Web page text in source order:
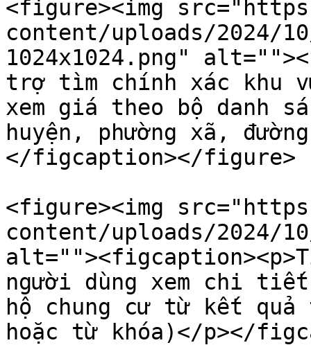
<figure><img
content/uploads/2024/
1024x1024.png"
trợ tìm chính xác khu
xem giá theo bộ danh
huyện, phường xã,
</figcaption></figure>
<figure><img
content/uploads/2024/
người dùng xem chi
hộ chung cư từ kết
hoặc từ khóa)</p></